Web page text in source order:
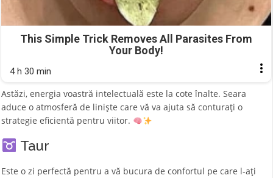
This Simple Trick Removes All Parasites From
Your Body!
4 h 30 min
Astăzi, energia voastră intelectuală este la cote înalte. Seara
aduce o atmosferă de liniște care vă va ajuta să conturați o
strategie eficientă pentru viitor.
Taur
Este o zi perfectă pentru a vă bucura de confortul pe care l-ați